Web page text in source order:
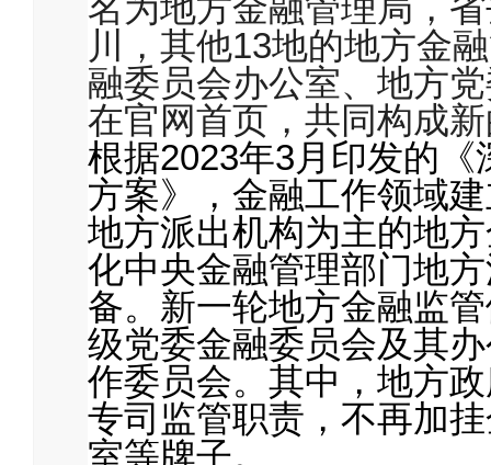
名为地方金融管理局，
川，其他13地的地方金
融委员会办公室、地方
在官网首页，共同构成
根据2023年3月印发的
方案》，金融工作领域
地方派出机构为主的地
化中央金融管理部门地
备。新一轮地方金融监
级党委金融委员会及其
作委员会。其中，地方
专司监管职责，不再加
室等牌子。